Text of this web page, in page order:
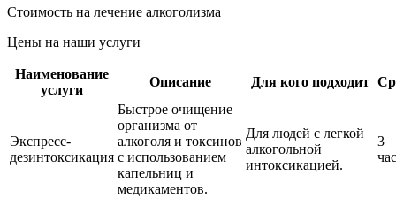
Стоимость на лечение алкоголизма
Цены на наши услуги
Наименование
услуги
Описание Для кого подходит
Экспресс-
дезинтоксикация
Быстрое очищение
организма от
алкоголя и токсинов
с использованием
капельниц и
медикаментов.
Для людей с легкой
алкогольной
интоксикацией.
3